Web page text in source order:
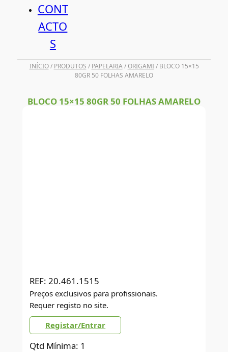
CONT
ACTO
S
INÍCIO/ PRODUTOS / PAPELARIA/ORIGAMI/ BLOCO 15×15
80GR 50 FOLHAS AMARELO
BLOCO 15×15 80GR 50 FOLHAS AMARELO
REF: 20.461.1515
Preços exclusivos para profissionais.
Requer registo no site.
Registar/Entrar
Qtd Mínima: 1